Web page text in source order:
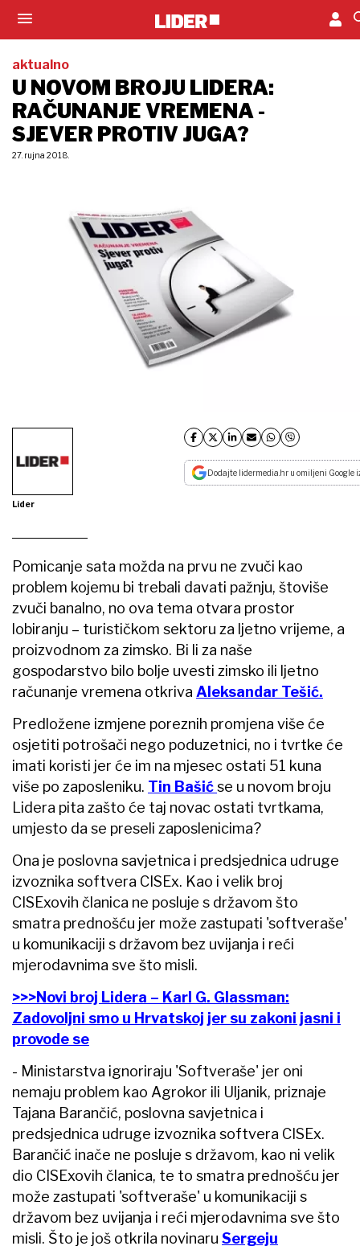
aktualno
U NOVOM BROJU LIDERA:
RAČUNANJE VREMENA -
SJEVER PROTIV JUGA?
27. rujna 2018.
Lider
Dodajte lidermedia.hr u omiljeni Google
Pomicanje sata možda na prvu ne zvuči kao
problem kojemu bi trebali davati pažnju, štoviše
zvuči banalno, no ova tema otvara prostor
lobiranju – turističkom sektoru za ljetno vrijeme, a
proizvodnom za zimsko. Bi li za naše
gospodarstvo bilo bolje uvesti zimsko ili ljetno
računanje vremena otkriva Aleksandar Tešić.
Predložene izmjene poreznih promjena više će
osjetiti potrošači nego poduzetnici, no i tvrtke će
imati koristi jer će im na mjesec ostati 51 kuna
više po zaposleniku. Tin Bašićse u novom broju
Lidera pita zašto će taj novac ostati tvrtkama,
umjesto da se preseli zaposlenicima?
Ona je poslovna savjetnica i predsjednica udruge
izvoznika softvera CISEx. Kao i velik broj
CISExovih članica ne posluje s državom što
smatra prednošću jer može zastupati 'softveraše'
u komunikaciji s državom bez uvijanja i reći
mjerodavnima sve što misli.
>>>Novi broj Lidera – Karl G. Glassman:
Zadovoljni smo u Hrvatskoj jer su zakoni jasni i
provode se
- Ministarstva ignoriraju 'Softveraše' jer oni
nemaju problem kao Agrokor ili Uljanik, priznaje
Tajana Barančić, poslovna savjetnica i
predsjednica udruge izvoznika softvera CISEx.
Barančić inače ne posluje s državom, kao ni velik
dio CISExovih članica, te to smatra prednošću jer
može zastupati 'softveraše' u komunikaciji s
državom bez uvijanja i reći mjerodavnima sve što
misli. Što je još otkrila novinaru Sergeju